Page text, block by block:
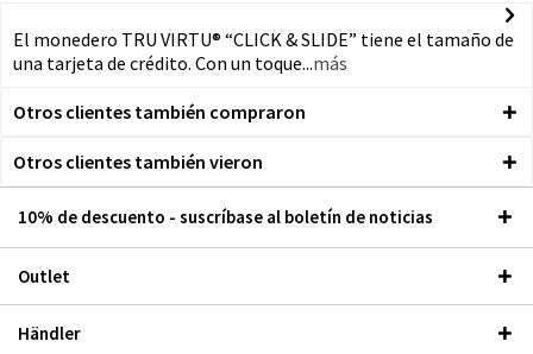
El monedero TRU VIRTU® “CLICK & SLIDE” tiene el tamaño de
una tarjeta de crédito. Con un toque...más
Otros clientes también compraron
Otros clientes también vieron
10% de descuento - suscríbase al boletín de noticias
Outlet
Händler